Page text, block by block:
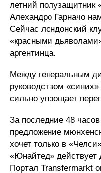
летний полузащитник
Алехандро Гарначо
Сейчас лондонский
«красными
аргентинца.
Между генеральным
руководством
сильно упрощает
За последние 48
предложение
хочет только в
«Юнайтед» действует
Портал Transfermarkt